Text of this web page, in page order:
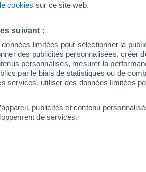
cookies sur ce site web.
suivant :
limitées pour sélectionner la
des publicités personnalisées, créer
personnalisés, mesurer la
par le biais de statistiques ou de
services, utiliser des données limitées
publicités et contenu
de services.
Musson
Nadrin
Nassogne
Neufchâteau
Ochamps
Redu